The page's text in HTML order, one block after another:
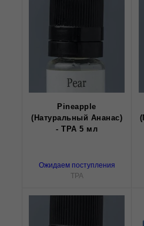
Pineapple
(Натуральный Ананас)
- TPA 5 мл
Ожидаем поступления
TPA